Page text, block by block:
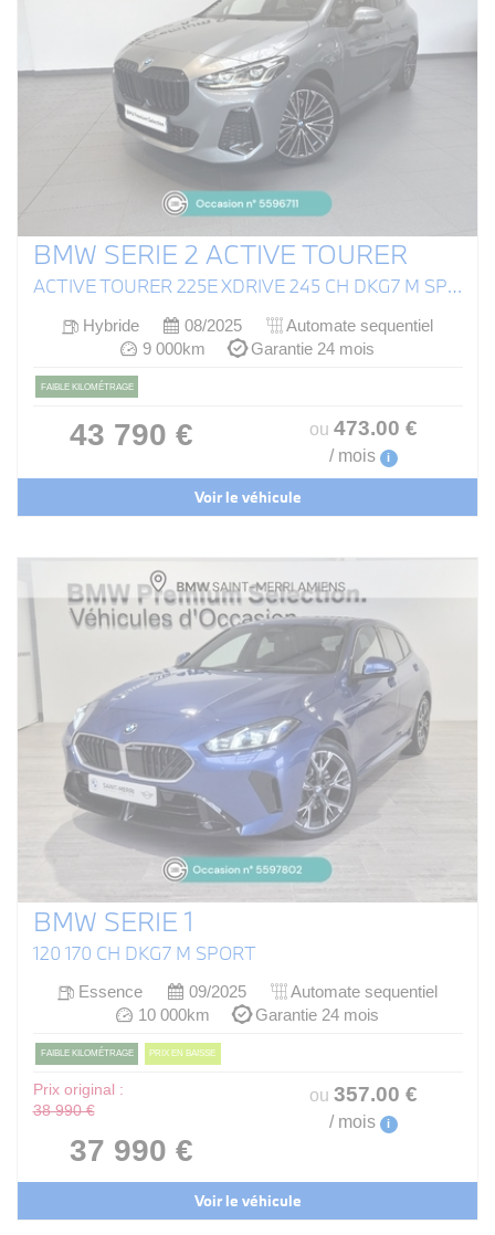
BMW SERIE 2 ACTIVE TOURER
ACTIVE TOURER 225E XDRIVE 245 CH DKG7 M SPORT
Hybride 08/2025
Automate sequentiel
9 000km
Garantie 24 mois
FAIBLE KILOMÉTRAGE
43 790 € ou 473.00 €
/ mois i
Voir le véhicule
BMW SERIE 1
120 170 CH DKG7 M SPORT
Essence 09/2025
Automate sequentiel
10 000km
Garantie 24 mois
FAIBLE KILOMÉTRAGE PRIX EN BAISSE
Prix original :
38 990 €
37 990 €
ou 357.00 €
/ mois i
Voir le véhicule